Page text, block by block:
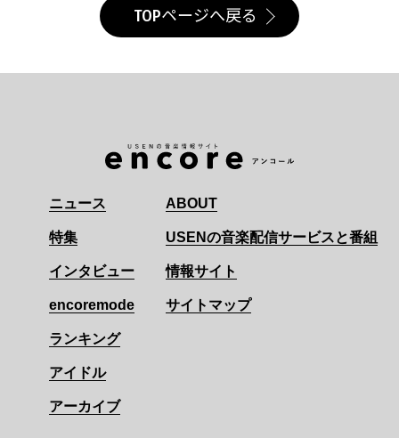
TOPページへ戻る
ニュース
特集
インタビュー
encoremode
ランキング
アイドル
アーカイブ
ABOUT
USENの音楽配信サービスと番組
情報サイト
サイトマップ